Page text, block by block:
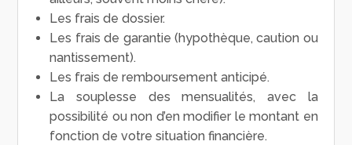
Les frais de dossier.
Les frais de garantie (hypothèque, caution ou
nantissement).
Les frais de remboursement anticipé.
La souplesse des mensualités, avec la
possibilité ou non d’en modifier le montant en
fonction de votre situation financière.